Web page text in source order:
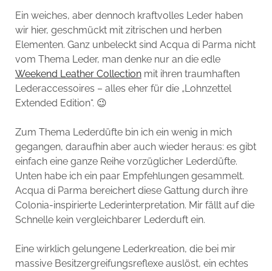
Ein weiches, aber dennoch kraftvolles Leder haben
wir hier, geschmückt mit zitrischen und herben
Elementen. Ganz unbeleckt sind Acqua di Parma nicht
vom Thema Leder, man denke nur an die edle
Weekend Leather Collectionmit ihren traumhaften
Lederaccessoires – alles eher für die „Lohnzettel
Extended Edition“. 😉
Zum Thema Lederdüfte bin ich ein wenig in mich
gegangen, daraufhin aber auch wieder heraus: es gibt
einfach eine ganze Reihe vorzüglicher Lederdüfte.
Unten habe ich ein paar Empfehlungen gesammelt.
Acqua di Parma bereichert diese Gattung durch ihre
Colonia-inspirierte Lederinterpretation. Mir fällt auf die
Schnelle kein vergleichbarer Lederduft ein.
Eine wirklich gelungene Lederkreation, die bei mir
massive Besitzergreifungsreflexe auslöst, ein echtes